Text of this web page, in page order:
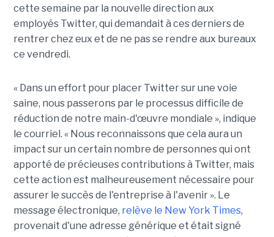
cette semaine par la nouvelle direction aux
employés Twitter, qui demandait à ces derniers de
rentrer chez eux et de ne pas se rendre aux bureaux
ce vendredi.
« Dans un effort pour placer Twitter sur une voie
saine, nous passerons par le processus difficile de
réduction de notre main-d'œuvre mondiale », indique
le courriel. « Nous reconnaissons que cela aura un
impact sur un certain nombre de personnes qui ont
apporté de précieuses contributions à Twitter, mais
cette action est malheureusement nécessaire pour
assurer le succès de l'entreprise à l'avenir ». Le
message électronique, relève le New York Times,
provenait d'une adresse générique et était signé